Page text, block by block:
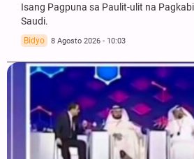
Isang Pagpuna sa Paulit-ulit na
Saudi.
Bidyo 8 Agosto 2026 - 10:03